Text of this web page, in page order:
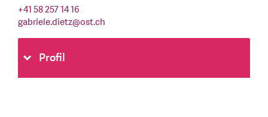
+41 58 257 14 16
gabriele.dietz@ost.ch
Profil